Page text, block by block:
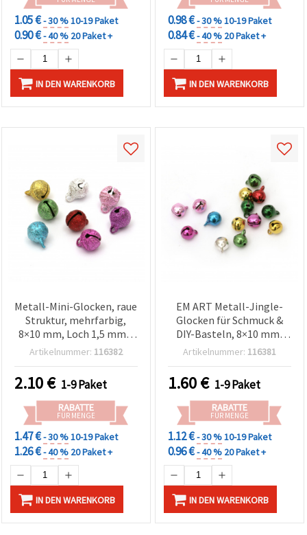
1.05 €- 30 %10-19 Paket
0.90 €- 40 % 20 Paket +
IN DEN WARENKORB
0.98 €- 30 %10-19 Paket
0.84 €- 40 % 20 Paket +
IN DEN WARENKORB
Metall-Mini-Glocken, raue
Struktur, mehrfarbig,
8×10 mm, Loch 1,5 mm –
20 Stück, Bastelbedarf &
Artikelnummer: 116382
2.10€ 1-9 Paket
RABATTE
FÜR MENGE
1.47 €- 30 %10-19 Paket
1.26 €- 40 % 20 Paket +
IN DEN WARENKORB
EM ART Metall-Jingle-
Glocken für Schmuck &
DIY-Basteln, 8×10 mm,
Loch Ø 1,5 mm, Premium-
Artikelnummer: 116381
1.60€ 1-9 Paket
RABATTE
FÜR MENGE
1.12 €- 30 %10-19 Paket
0.96 €- 40 % 20 Paket +
IN DEN WARENKORB